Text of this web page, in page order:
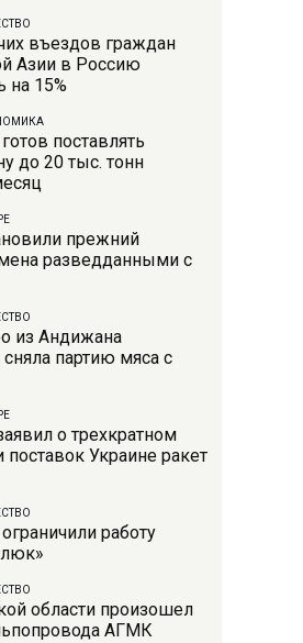
въездов граждан
Азии в Россию
на 15%
поставлять
до 20 тыс. тонн
прежний
разведданными с
из Андижана
партию мяса с
о трехкратном
Украине ракет
работу
области произошел
АГМК